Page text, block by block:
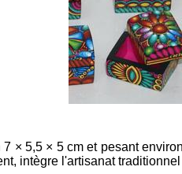
× 5,5 × 5 cm et pesant
intègre l'artisanat